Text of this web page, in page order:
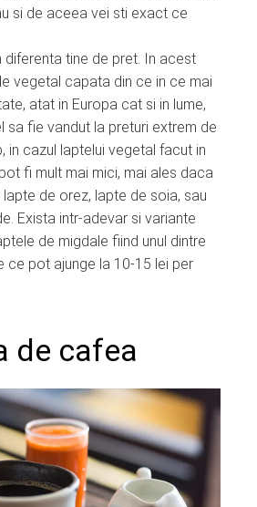
si de aceea vei sti exact ce
diferenta tine de pret. In acest
vegetal capata din ce in ce mai
atat in Europa cat si in lume,
sa fie vandut la preturi extrem de
in cazul laptelui vegetal facut in
fi mult mai mici, mai ales daca
de orez, lapte de soia, sau
Exista intr-adevar si variante
de migdale fiind unul dintre
ce pot ajunge la 10-15 lei per
de cafea